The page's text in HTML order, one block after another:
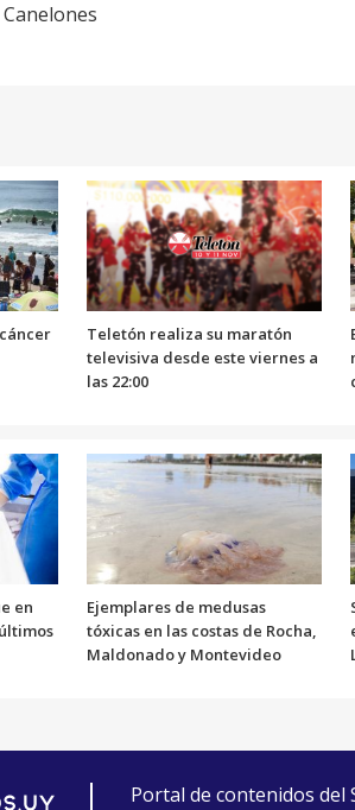
Teletón realiza su maratón
televisiva desde este viernes a
las 22:00
en
Ejemplares de medusas
tóxicas en las costas de Rocha,
Maldonado y Montevideo
Portal de contenidos del